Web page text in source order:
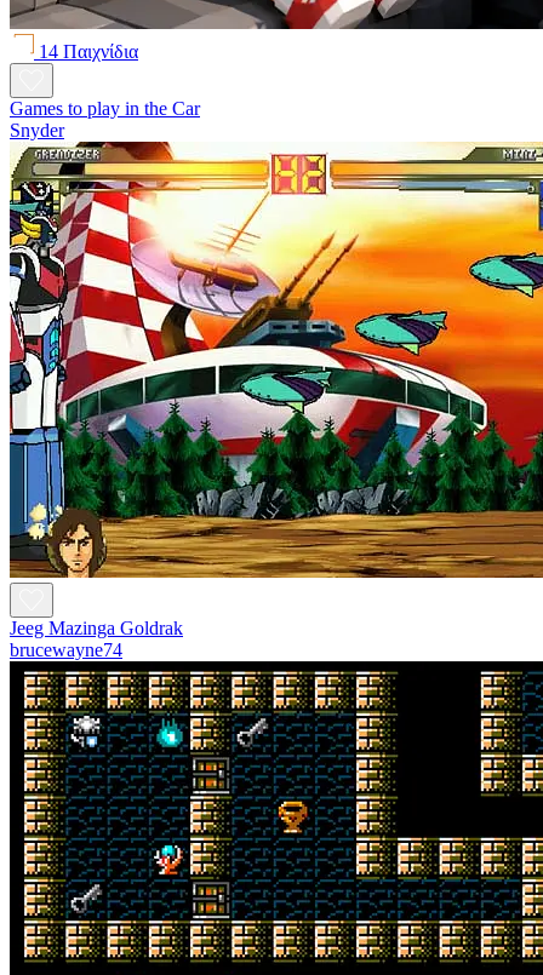
14 Παιχνίδια
Games to play in the Car
Snyder
Jeeg Mazinga Goldrak
brucewayne74